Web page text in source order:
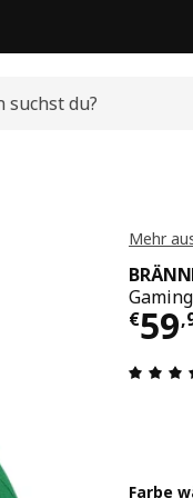
Mehr
€59,
Farbe